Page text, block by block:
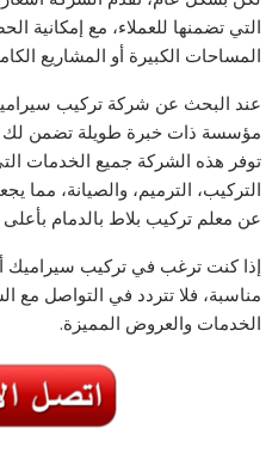
التي تضمنها للعملاء، مع
المساحات الكبيرة أو المشاريع
عند البحث عن شركة تركيب
مؤسسة ذات خبرة طويلة تضمن لك
توفر هذه الشركة جميع الخدمات
التركيب، الترميم، والصيانة، مما
عن معلم تركيب بلاط بالدمام بأعلى
إذا كنت ترغب في تركيب سيراميك
مناسبة، فلا تتردد في التواصل
الخدمات والعروض المميزة.